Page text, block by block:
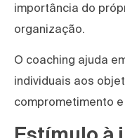
importância do
organização.
O coaching ajuda
individuais aos
comprometimento